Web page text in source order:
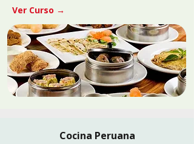
Ver Curso →
Cocina Peruana